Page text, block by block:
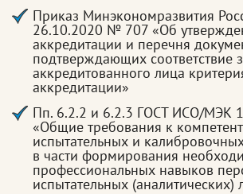
Приказ Минэкономразвития
26.10.2020 № 707 «Об
аккредитации и перечня
подтверждающих соответствие
аккредитованного лица
аккредитации»
Пп. 6.2.2 и 6.2.3 ГОСТ ИСО/МЭК
«Общие требования к
испытательных и
в части формирования
профессиональных навыков
испытательных (аналитических)